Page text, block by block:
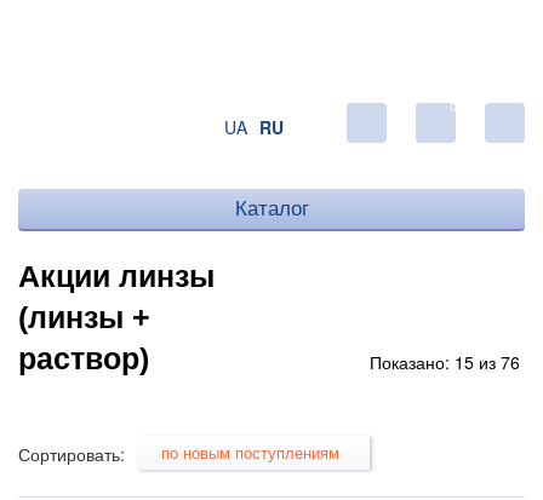
UA RU
0
Каталог
Акции линзы
(линзы +
раствор)
Показано: 15 из 76
Сортировать: по новым поступлениям